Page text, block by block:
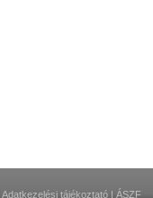
Adatkezelési tájékoztató| ÁSZF